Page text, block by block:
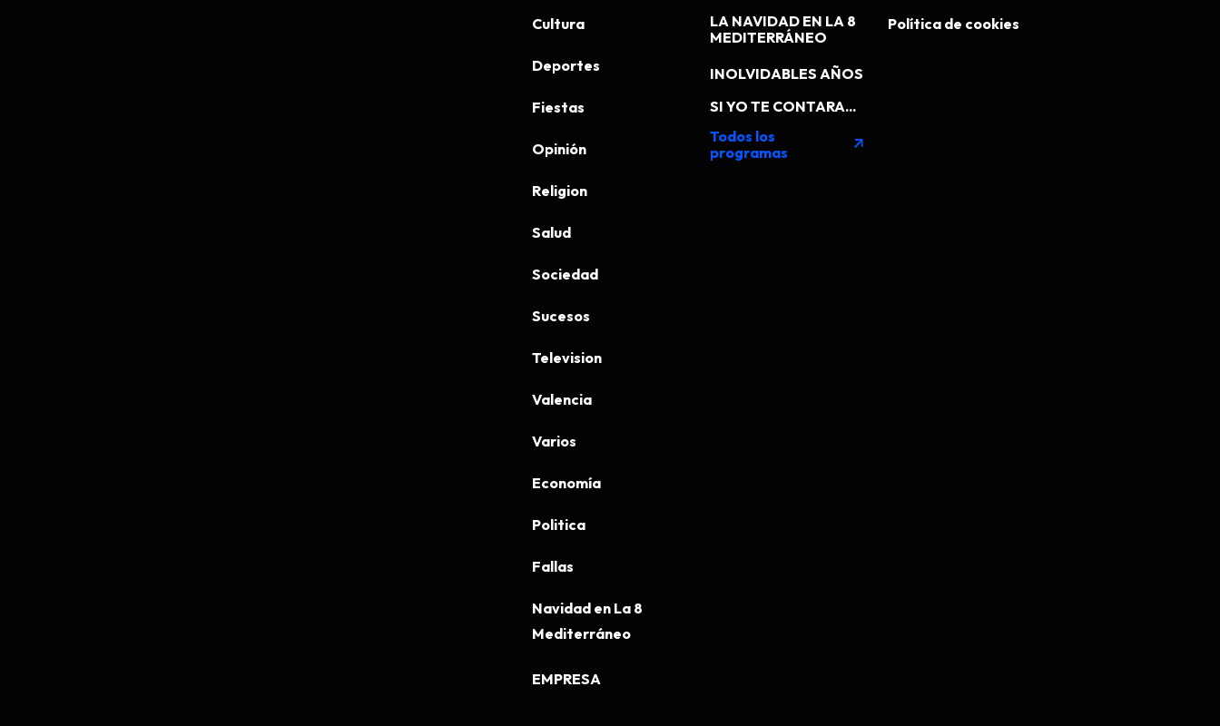
Cultura
Deportes
Fiestas
Opinión
Religion
Salud
Sociedad
Sucesos
Television
Valencia
Varios
Economía
Politica
Fallas
Navidad en La 8
Mediterráneo
EMPRESA
LA NAVIDAD EN LA 8
MEDITERRÁNEO
INOLVIDABLES AÑOS
SI YO TE CONTARA...
Todos los
programas
arrow_outward
Política de cookies